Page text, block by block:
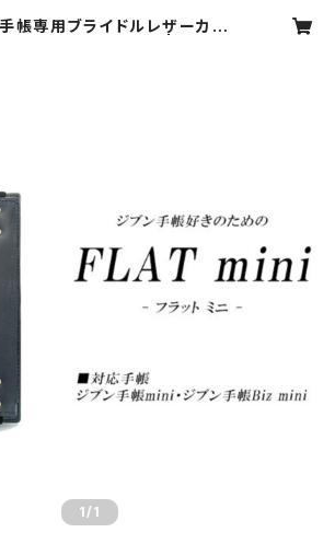
帳専用ブライドルレザーカバ
1 /1